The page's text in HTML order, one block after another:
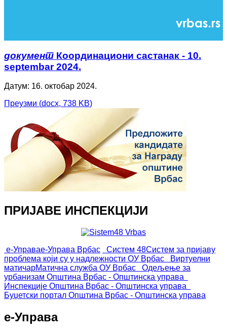
документ Координациони састанак - 10.
septembar 2024.
Датум: 16. октобар 2024.
Преузми (docx, 738 KB)
ПРИЈАВЕ ИНСПЕКЦИЈИ
е-Управае-Управа Врбас Систем 48Систем за пријаву
проблема који су у надлежности ОУ Врбас
Виртуелни
матичарМатична служба ОУ Врбас
Одељење за
урбанизам Општина Врбас - Општинска управа
Инспекције Општина Врбас - Општинска управа
Буџетски портал Општина Врбас - Општинска управа
е-Управа